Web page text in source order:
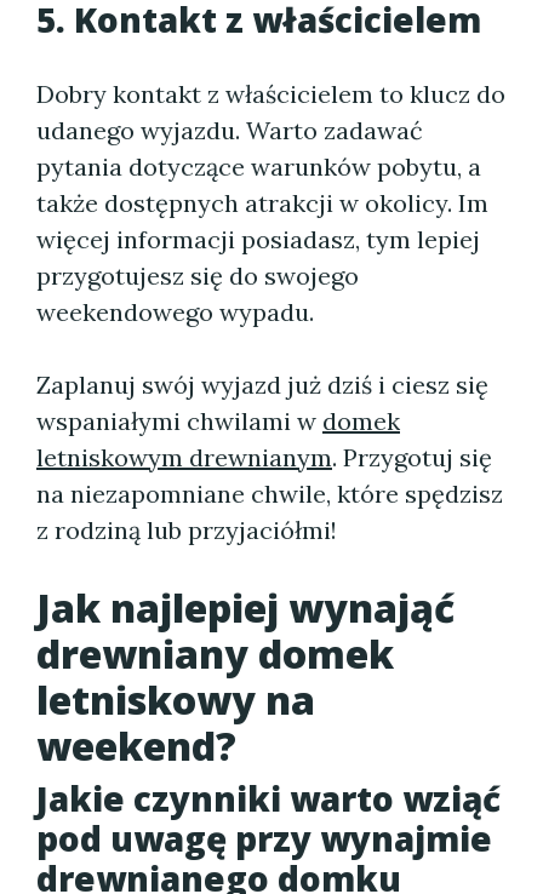
5. Kontakt z właścicielem
Dobry kontakt z właścicielem to klucz do
udanego wyjazdu. Warto zadawać
pytania dotyczące warunków pobytu, a
także dostępnych atrakcji w okolicy. Im
więcej informacji posiadasz, tym lepiej
przygotujesz się do swojego
weekendowego wypadu.
Zaplanuj swój wyjazd już dziś i ciesz się
wspaniałymi chwilami w domek
letniskowym drewnianym. Przygotuj się
na niezapomniane chwile, które spędzisz
z rodziną lub przyjaciółmi!
Jak najlepiej wynająć
drewniany domek
letniskowy na
weekend?
Jakie czynniki warto wziąć
pod uwagę przy wynajmie
drewnianego domku